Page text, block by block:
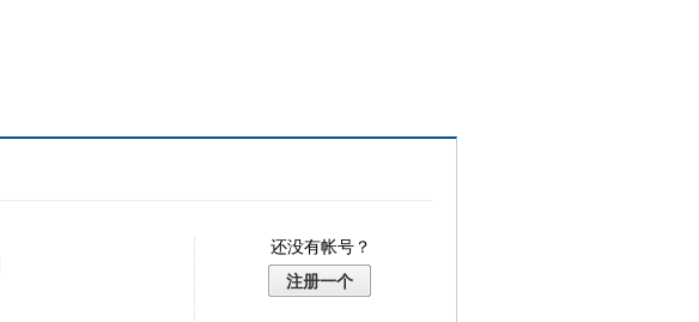
还没有帐号？
注册一个